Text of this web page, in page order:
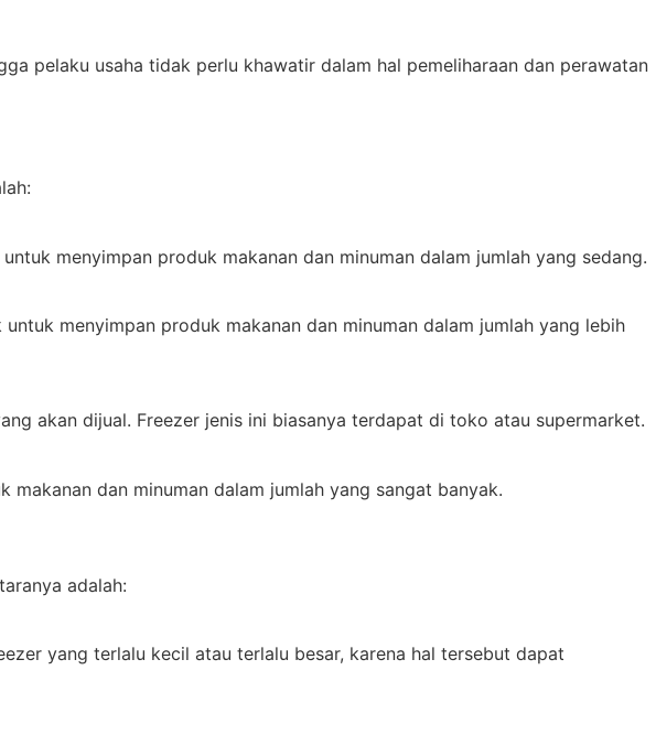
pelaku usaha tidak perlu khawatir dalam hal pemeliharaan dan perawatan
menyimpan produk makanan dan minuman dalam jumlah yang sedang.
menyimpan produk makanan dan minuman dalam jumlah yang lebih
akan dijual. Freezer jenis ini biasanya terdapat di toko atau supermarket.
dan minuman dalam jumlah yang sangat banyak.
adalah:
yang terlalu kecil atau terlalu besar, karena hal tersebut dapat